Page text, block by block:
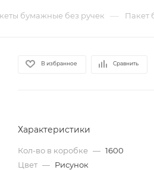
бумажные без ручек — Пакет
В избранное Сравнить
Характеристики
Кол-во в коробке — 1600
Цвет — Рисунок